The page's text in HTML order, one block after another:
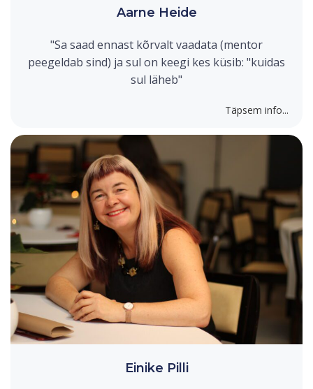
Aarne Heide
"Sa saad ennast kõrvalt vaadata (mentor
peegeldab sind) ja sul on keegi kes küsib: "kuidas
sul läheb"
Täpsem info...
Einike Pilli